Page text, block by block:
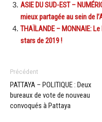
ASIE DU SUD-EST –
mieux partagée au sein de
THAÏLANDE – MONNAIE:
stars de 2019 !
Précédent
PATTAYA – POLITIQUE : Deux
bureaux de vote de nouveau
convoqués à Pattaya